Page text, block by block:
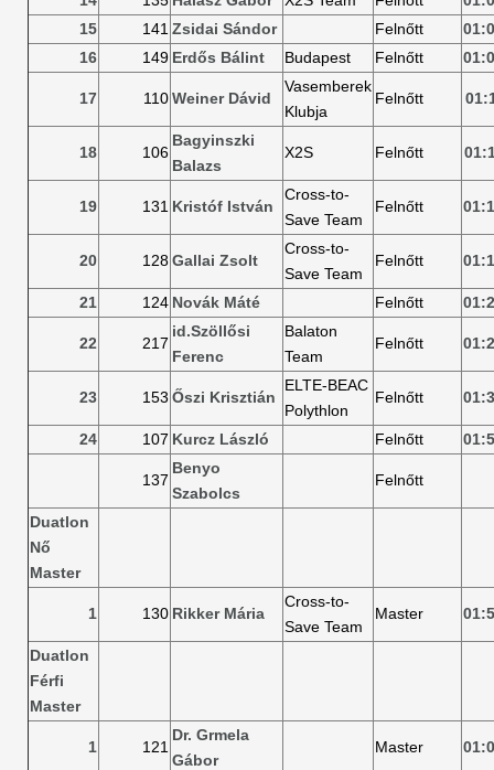
15
141 Zsidai Sándor Felnőtt
16
149 Erdős Bálint Budapest Felnőtt
17 110Weiner Dávid
Vasemberek
Klubja
Felnőtt
18 106
Bagyinszki
Balazs
X2S Felnőtt
19 131 Kristóf István
Cross-to-
Save Team
Felnőtt
20 128Gallai Zsolt
Cross-to-
Save Team
Felnőtt
21 124 Novák Máté Felnőtt
22 217
id.Szöllősi
Ferenc
Balaton
Team
Felnőtt
23 153 Őszi Krisztián
ELTE-BEAC
Polythlon
Felnőtt
24 107 Kurcz László Felnőtt
137
Benyo
Szabolcs
Felnőtt
Duatlon
Nő
Master
1 130 Rikker Mária
Cross-to-
Save Team
Master
Duatlon
Férfi
Master
1 121
Dr. Grmela
Gábor
Master